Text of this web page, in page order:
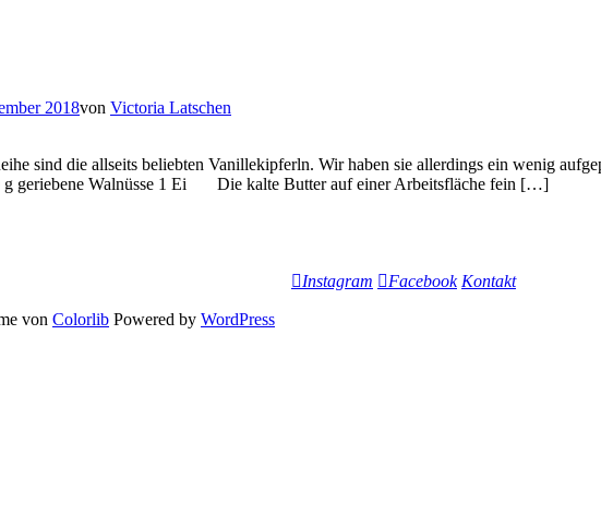
2018von Victoria Latschen
sind die allseits beliebten Vanillekipferln. Wir haben sie allerdings ein wenig
g geriebene Walnüsse 1 Ei Die kalte Butter auf einer Arbeitsfläche fein […]
Instagram Facebook Kontakt
von Colorlib Powered by WordPress